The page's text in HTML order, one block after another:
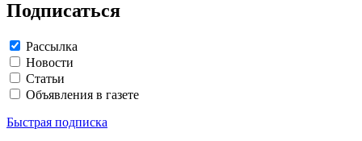
Подписаться
Рассылка
Новости
Статьи
Объявления в газете
Быстрая подписка